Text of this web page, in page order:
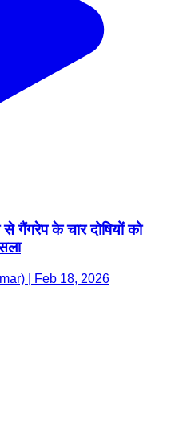
गैंगरेप के चार दोषियों को
| Feb 18, 2026